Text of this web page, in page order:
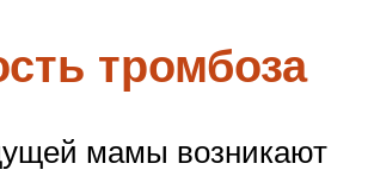
тромбоза
мамы возникают